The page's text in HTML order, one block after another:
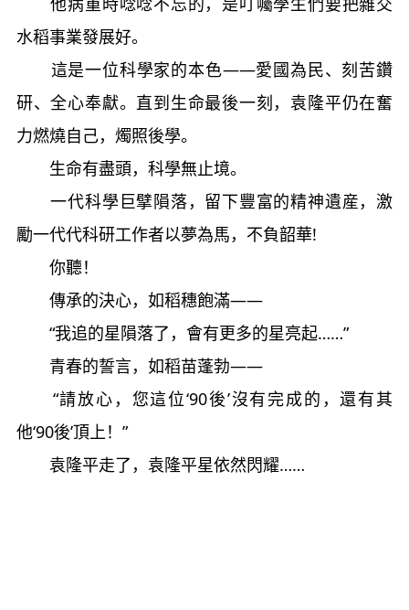
水稻事業發展好。
這是一位科學家的本色——愛國為民、刻苦鑽
研、全心奉獻。直到生命最後一刻，袁隆平仍在奮
力燃燒自己，燭照後學。
生命有盡頭，科學無止境。
一代科學巨擘隕落，留下豐富的精神遺産，激
勵一代代科研工作者以夢為馬，不負韶華!
你聽！
傳承的決心，如稻穗飽滿——
“我追的星隕落了，會有更多的星亮起……”
青春的誓言，如稻苗蓬勃——
“請放心，您這位‘90後’沒有完成的，還有其
他‘90後’頂上！”
袁隆平走了，袁隆平星依然閃耀……